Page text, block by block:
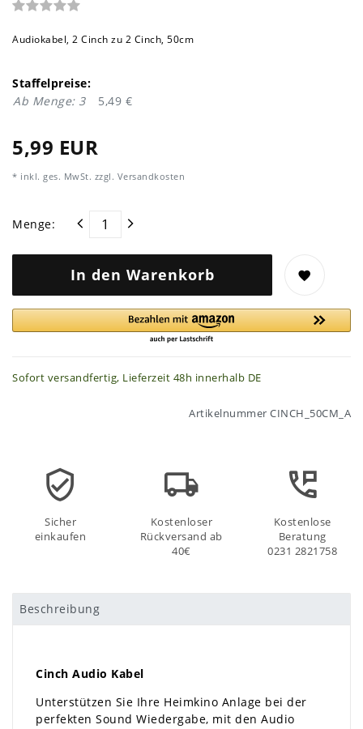
Audiokabel, 2 Cinch zu 2 Cinch, 50cm
Staffelpreise:
Ab Menge: 3
5,49 €
5,99 EUR
* inkl. ges. MwSt. zzgl. Versandkosten
Menge:
In den Warenkorb
Sofort versandfertig, Lieferzeit 48h innerhalb DE
Artikelnummer CINCH_50CM_A
Sicher
einkaufen
Kostenloser
Rückversand ab
40€
Kostenlose
Beratung
0231 2821758
Beschreibung
Cinch Audio Kabel
Unterstützen Sie Ihre Heimkino Anlage bei der
perfekten Sound Wiedergabe, mit den Audio